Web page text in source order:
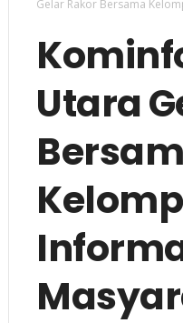
Gelar Rakor Bersama
Utara